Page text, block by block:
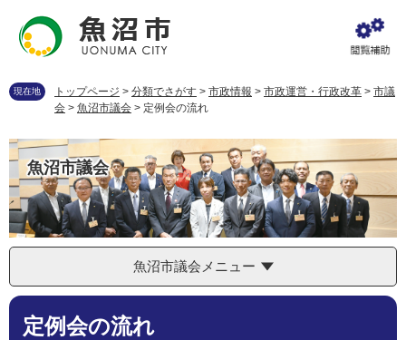
先
す
。
を
し
て
本
文
へ
現在地 トップページ > 分類でさがす > 市政情報 > 市政運営・行政改革 > 市議
会 > 魚沼市議会 > 定例会の流れ
魚沼市議会
魚沼市議会メニュー
本
定例会の流れ